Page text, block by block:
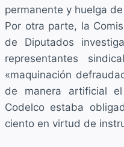
permanente y huelga
Por otra parte, la
de Diputados
representantes
«maquinación
de manera artificial
Codelco estaba
ciento en virtud de